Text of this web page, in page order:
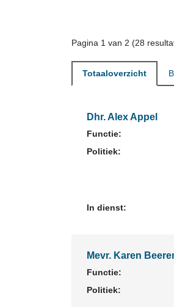
Pagina 1 van 2 (28
Totaaloverzicht
Dhr. Alex Appel
Functie:
Politiek:
In dienst:
Mevr. Karen
Functie:
Politiek: